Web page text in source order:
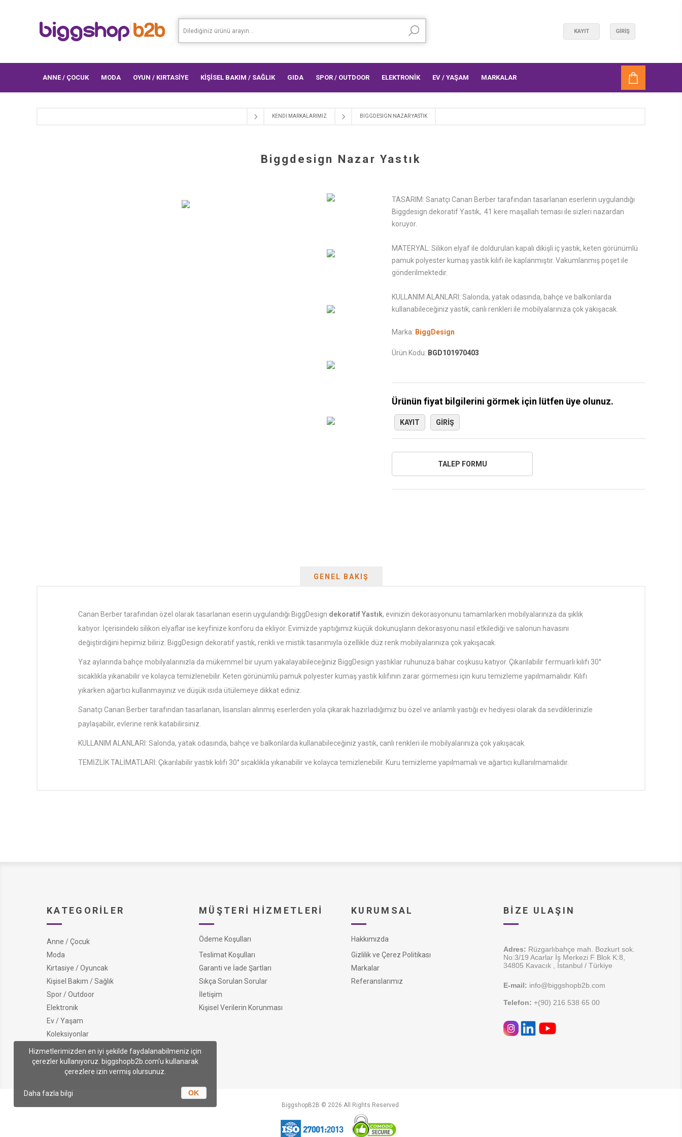
KAYIT GIRIŞ
ANNE / ÇOCUK MODA OYUN / KIRTASİYE KİŞİSEL BAKIM / SAĞLIK GIDA SPOR / OUTDOOR ELEKTRONİK EV / YAŞAM MARKALAR
KENDI MARKALARIMIZ BIGGDESIGN NAZAR YASTIK
Biggdesign Nazar Yastık
TASARIM: Sanatçı Canan Berber tarafından tasarlanan eserlerin uygulandığı
Biggdesign dekoratif Yastık, 41 kere maşallah teması ile sizleri nazardan
koruyor.
MATERYAL: Silikon elyaf ile doldurulan kapalı dikişli iç yastık, keten görünümlü
pamuk polyester kumaş yastık kılıfı ile kaplanmıştır. Vakumlanmış poşet ile
gönderilmektedir.
KULLANIM ALANLARI: Salonda, yatak odasında, bahçe ve balkonlarda
kullanabileceğiniz yastık, canlı renkleri ile mobilyalarınıza çok yakışacak.
Marka: BiggDesign
Ürün Kodu: BGD101970403
Ürünün fiyat bilgilerini görmek için lütfen üye olunuz.
KAYIT GIRIŞ
GENEL BAKIŞ
Canan Berber tarafından özel olarak tasarlanan eserin uygulandığı BiggDesign dekoratif Yastık, evinizin dekorasyonunu tamamlarken mobilyalarınıza da şıklık
katıyor. İçerisindeki silikon elyaflar ise keyfinize konforu da ekliyor. Evimizde yaptığımız küçük dokunuşların dekorasyonu nasıl etkilediği ve salonun havasını
değiştirdiğini hepimiz biliriz. BiggDesign dekoratif yastık, renkli ve mistik tasarımıyla özellikle düz renk mobilyalarınıza çok yakışacak.
Yaz aylarında bahçe mobilyalarınızla da mükemmel bir uyum yakalayabileceğiniz BiggDesign yastıklar ruhunuza bahar coşkusu katıyor. Çıkarılabilir fermuarlı kılıfı 30°
sıcaklıkla yıkanabilir ve kolayca temizlenebilir. Keten görünümlü pamuk polyester kumaş yastık kılıfının zarar görmemesi için kuru temizleme yapılmamalıdır. Kılıfı
yıkarken ağartıcı kullanmayınız ve düşük ısıda ütülemeye dikkat ediniz.
Sanatçı Canan Berber tarafından tasarlanan, lisansları alınmış eserlerden yola çıkarak hazırladığımız bu özel ve anlamlı yastığı ev hediyesi olarak da sevdiklerinizle
paylaşabilir, evlerine renk katabilirsiniz.
KULLANIM ALANLARI: Salonda, yatak odasında, bahçe ve balkonlarda kullanabileceğiniz yastık, canlı renkleri ile mobilyalarınıza çok yakışacak.
TEMİZLİK TALİMATLARI: Çıkarılabilir yastık kılıfı 30° sıcaklıkla yıkanabilir ve kolayca temizlenebilir. Kuru temizleme yapılmamalı ve ağartıcı kullanılmamalıdır.
KATEGORILER
Anne / Çocuk
Moda
Kırtasiye / Oyuncak
Kişisel Bakım / Sağlık
Spor / Outdoor
Elektronik
Ev / Yaşam
Koleksiyonlar
MÜŞTERI HIZMETLERI
Ödeme Koşulları
Teslimat Koşulları
Garanti ve İade Şartları
Sıkça Sorulan Sorular
İletişim
Kişisel Verilerin Korunması
KURUMSAL
Hakkımızda
Gizlilik ve Çerez Politikası
Markalar
Referanslarımız
BIZE ULAŞIN
Adres: Rüzgarlıbahçe mah. Bozkurt sok.
No:3/19 Acarlar İş Merkezi F Blok K:8,
34805 Kavacık , İstanbul / Türkiye
E-mail: info@biggshopb2b.com
Telefon: +(90) 216 538 65 00
BiggshopB2B © 2026 All Rights Reserved.
Hizmetlerimizden en iyi şekilde faydalanabilmeniz için
çerezler kullanıyoruz. biggshopb2b.com'u kullanarak
çerezlere izin vermiş olursunuz.
OK
Daha fazla bilgi